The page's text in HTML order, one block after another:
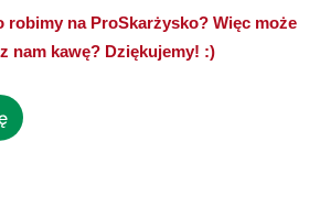
robimy na ProSkarżysko? Więc może
nam kawę? Dziękujemy! :)